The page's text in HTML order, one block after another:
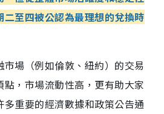
至四被公認為最理想的兌換時
場（例如倫敦、紐約）的交易
，市場流動性高，更有助大家
重要的經濟數據和政策公告通